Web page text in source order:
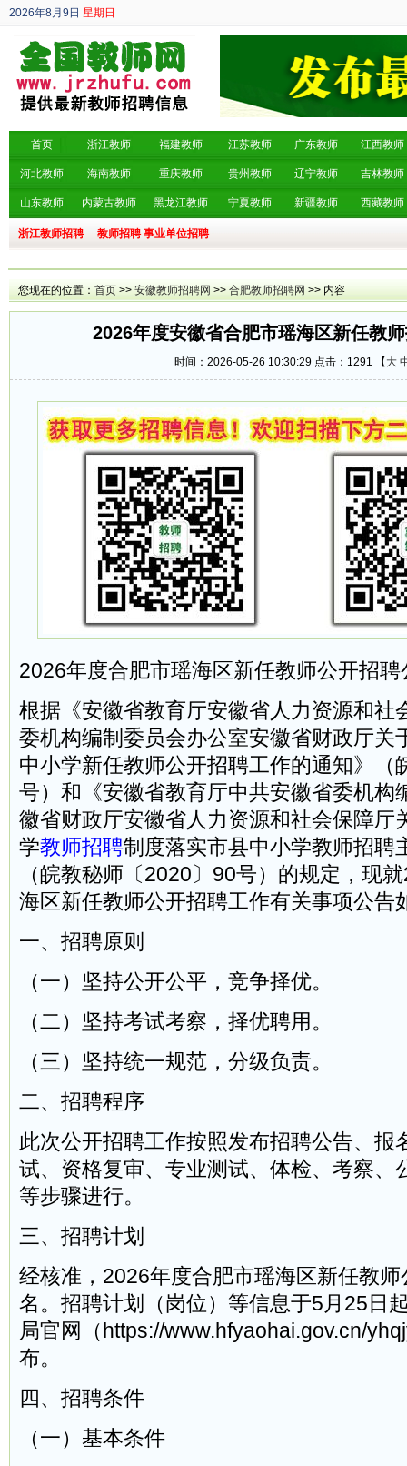
2026年8月9日 星期日
丙午年 六月廿七
首页 浙江教师 福建教师 江苏教师 广东教师 江西教师
河北教师 海南教师 重庆教师 贵州教师 辽宁教师 吉林教师
山东教师 内蒙古教师 黑龙江教师 宁夏教师 新疆教师 西藏教师
浙江教师招聘 教师招聘 事业单位招聘
您现在的位置： 首页 >> 安徽教师招聘网 >> 合肥教师招聘网 >> 内容
2026年度安徽省合肥市瑶海区新任教
时间：2026-05-26 10:30:29 点击： 1291 【 大
2026年度合肥市瑶海区新任教师公开招聘
根据《安徽省教育厅安徽省人力资源和社
委机构编制委员会办公室安徽省财政厅关
中小学新任教师公开招聘工作的通知》（
号）和《安徽省教育厅中共安徽省委机构
徽省财政厅安徽省人力资源和社会保障厅
学教师招聘制度落实市县中小学教师招聘
（皖教秘师〔2020〕90号）的规定，现
海区新任教师公开招聘工作有关事项公告
一、招聘原则
（一）坚持公开公平，竞争择优。
（二）坚持考试考察，择优聘用。
（三）坚持统一规范，分级负责。
二、招聘程序
此次公开招聘工作按照发布招聘公告、报
试、资格复审、专业测试、体检、考察、
等步骤进行。
三、招聘计划
经核准，2026年度合肥市瑶海区新任教
名。招聘计划（岗位）等信息于5月25日
局官网（https://www.hfyaohai.gov.cn/
布。
四、招聘条件
（一）基本条件